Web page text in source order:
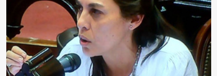
escenario
político
la
economía
de